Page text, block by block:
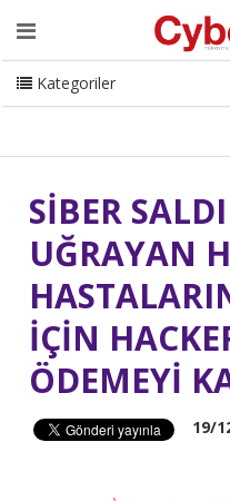
Ana Sayfa Hakkımızda
Danışmanlık
ISC Turkey
CyberMag Logo
Kategoriler
SİBER
UĞRAYAN
İÇİN
ÖDEMEYİ
19/